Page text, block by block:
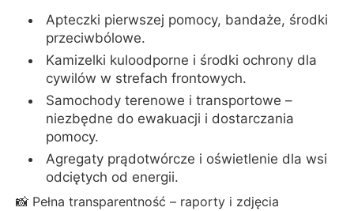
Apteczki pierwszej pomocy, bandaże, środki
przeciwbólowe.
Kamizelki kuloodporne i środki ochrony dla
cywilów w strefach frontowych.
Samochody terenowe i transportowe –
niezbędne do ewakuacji i dostarczania
pomocy.
Agregaty prądotwórcze i oświetlenie dla wsi
odciętych od energii.
📸 Pełna transparentność – raporty i zdjęcia